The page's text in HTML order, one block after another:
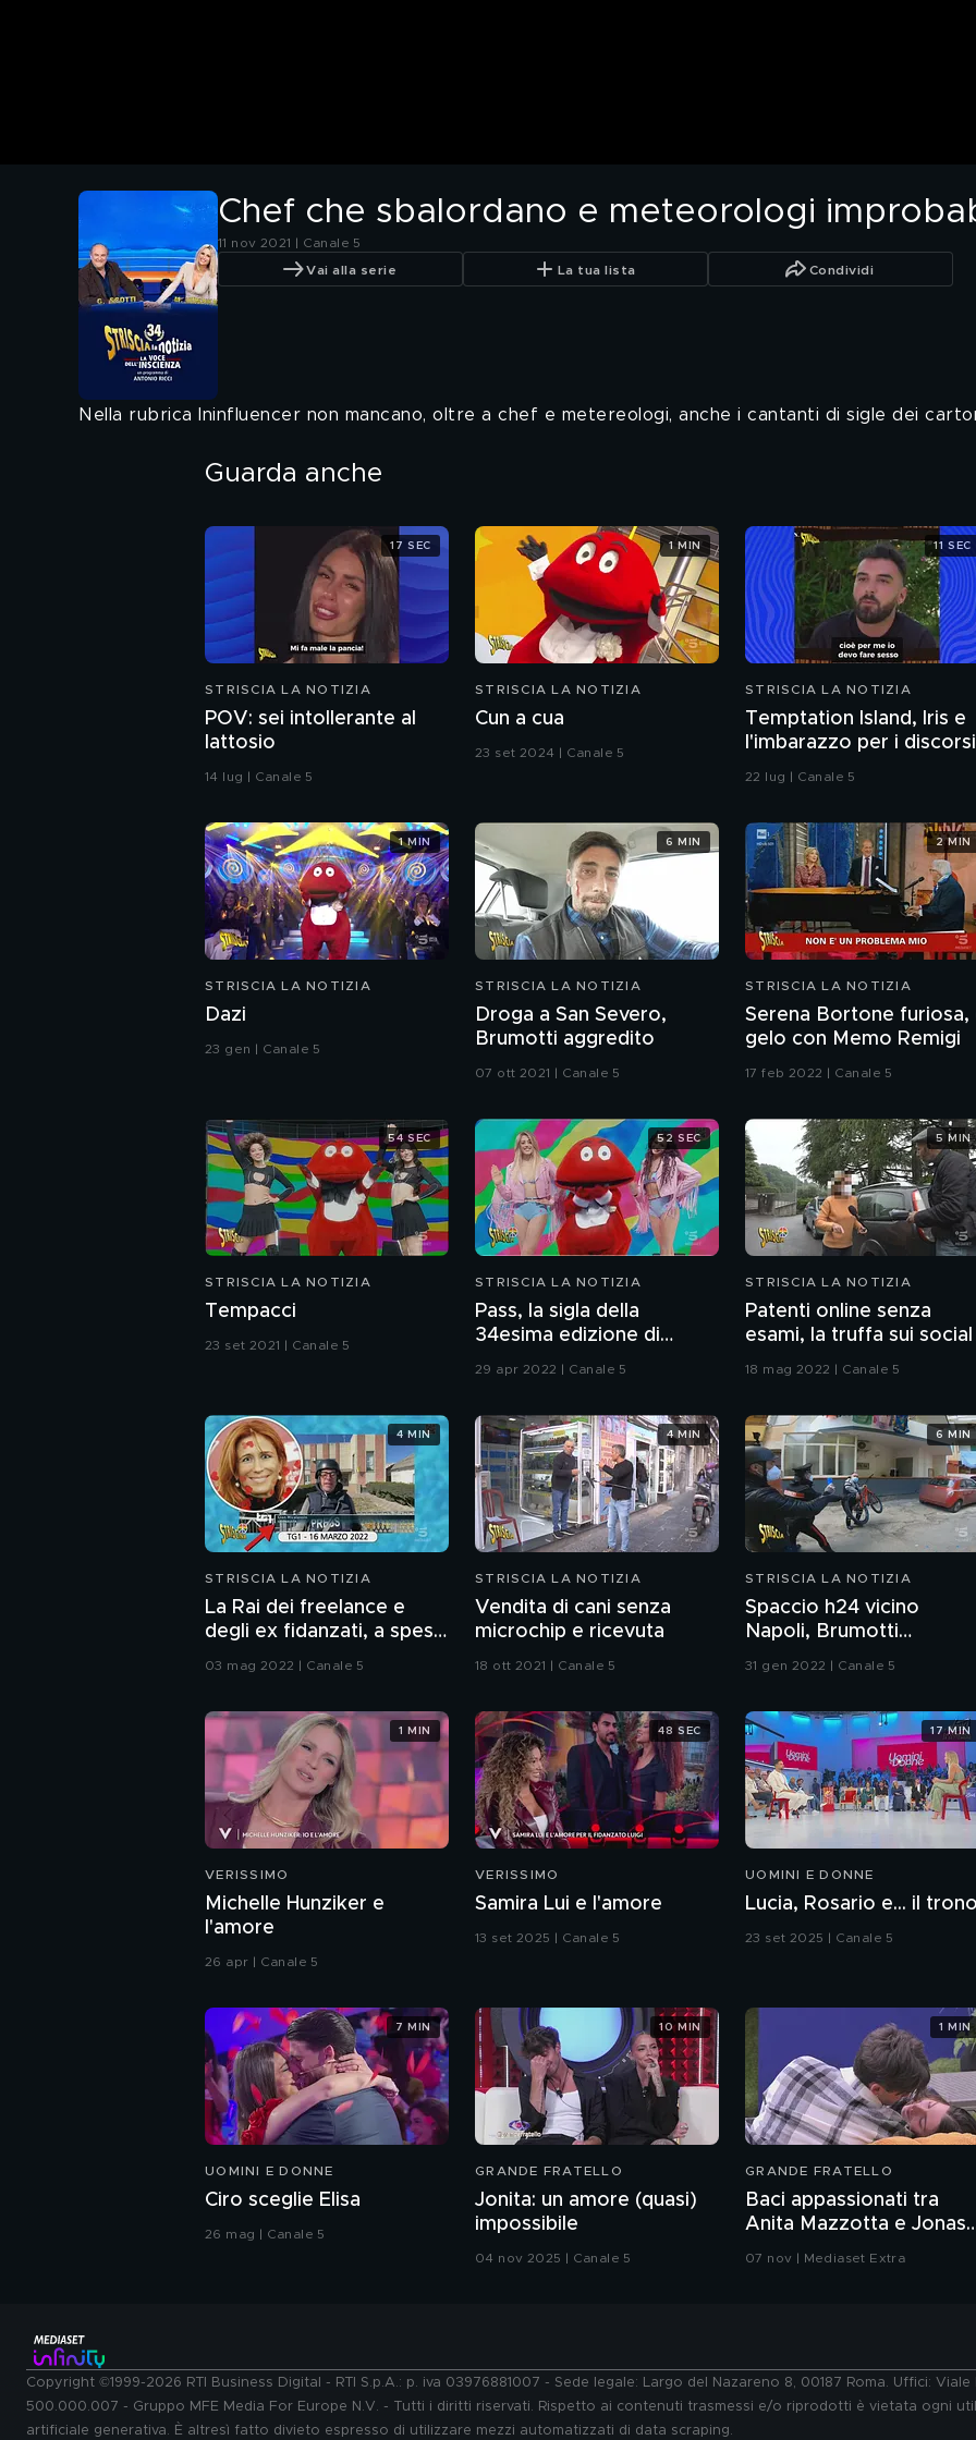
Chef che sbalordano e meteorologi
11 nov 2021 | Canale 5
Vai alla serie La tua lista Condividi
Nella rubrica Ininfluencer non mancano, oltre a chef e metereologi, anche i cantanti di sigle dei
Guarda anche
STRISCIA LA NOTIZIA
POV: sei intollerante al
lattosio
14 lug | Canale 5
17 SEC
STRISCIA LA NOTIZIA
Cun a cua
23 set 2024 | Canale 5
1 MIN
STRISCIA LA NOTIZIA
Temptation Island, Iris e
l'imbarazzo per i discorsi
del fidanzato Andrea sul
22 lug | Canale 5
11 SEC
STRISCIA LA NOTIZIA
Dazi
23 gen | Canale 5
1 MIN
STRISCIA LA NOTIZIA
Droga a San Severo,
Brumotti aggredito
07 ott 2021 | Canale 5
6 MIN
STRISCIA LA NOTIZIA
Serena Bortone furiosa,
gelo con Memo Remigi
17 feb 2022 | Canale 5
2 MIN
STRISCIA LA NOTIZIA
Tempacci
23 set 2021 | Canale 5
54 SEC
STRISCIA LA NOTIZIA
Pass, la sigla della
34esima edizione di
29 apr 2022 | Canale 5
52 SEC
STRISCIA LA NOTIZIA
Patenti online senza
esami, la truffa sui social
18 mag 2022 | Canale 5
5 MIN
STRISCIA LA NOTIZIA
La Rai dei freelance e
degli ex fidanzati, a spese
03 mag 2022 | Canale 5
4 MIN
STRISCIA LA NOTIZIA
Vendita di cani senza
microchip e ricevuta
18 ott 2021 | Canale 5
4 MIN
STRISCIA LA NOTIZIA
Spaccio h24 vicino
Napoli, Brumotti
aggredito
31 gen 2022 | Canale 5
6 MIN
VERISSIMO
Michelle Hunziker e
l'amore
26 apr | Canale 5
1 MIN
VERISSIMO
Samira Lui e l'amore
13 set 2025 | Canale 5
48 SEC
UOMINI E DONNE
Lucia, Rosario e... il trono
23 set 2025 | Canale 5
17 MIN
UOMINI E DONNE
Ciro sceglie Elisa
26 mag | Canale 5
7 MIN
GRANDE FRATELLO
Jonita: un amore (quasi)
impossibile
04 nov 2025 | Canale 5
10 MIN
GRANDE FRATELLO
Baci appassionati tra
Anita Mazzotta e Jonas
07 nov | Mediaset Extra
1 MIN
Copyright ©1999-2026 RTI Business Digital - RTI S.p.A.: p. iva 03976881007 - Sede legale: Largo del Nazareno 8, 00187 Roma. Uffici:
500.000.007 - Gruppo MFE Media For Europe N.V. - Tutti i diritti riservati. Rispetto ai contenuti trasmessi e/o riprodotti è vietata ogni
artificiale generativa. È altresì fatto divieto espresso di utilizzare mezzi automatizzati di data scraping.